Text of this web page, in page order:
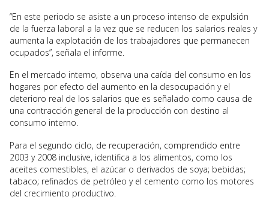
“En este periodo se asiste a un proceso intenso de expulsión
de la fuerza laboral a la vez que se reducen los salarios reales y
aumenta la explotación de los trabajadores que permanecen
ocupados”, señala el informe.
En el mercado interno, observa una caída del consumo en los
hogares por efecto del aumento en la desocupación y el
deterioro real de los salarios que es señalado como causa de
una contracción general de la producción con destino al
consumo interno.
Para el segundo ciclo, de recuperación, comprendido entre
2003 y 2008 inclusive, identifica a los alimentos, como los
aceites comestibles, el azúcar o derivados de soya; bebidas;
tabaco; refinados de petróleo y el cemento como los motores
del crecimiento productivo.